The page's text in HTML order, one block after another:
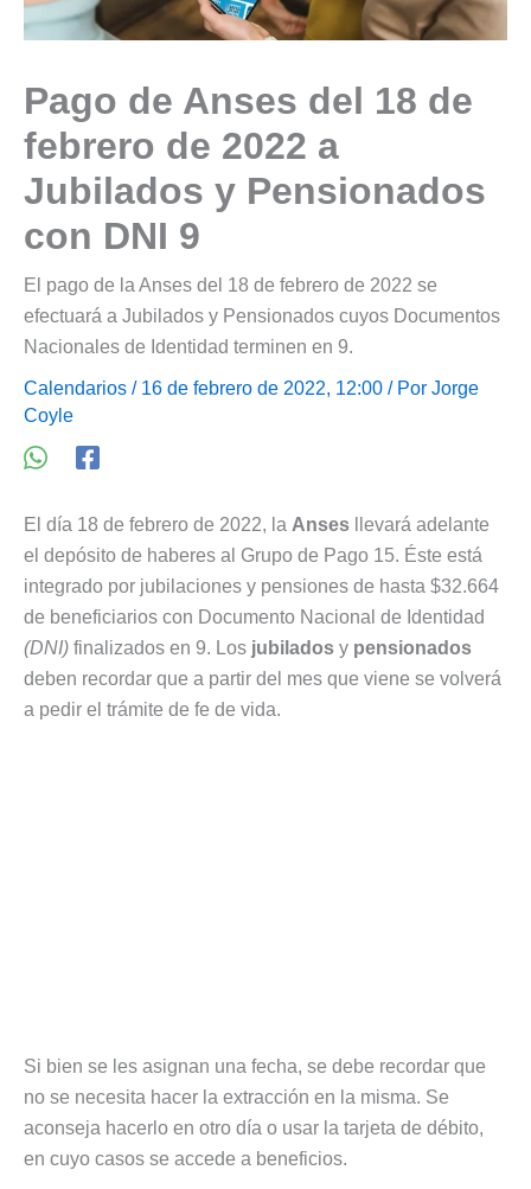
Pago de Anses del 18 de
febrero de 2022 a
Jubilados y Pensionados
con DNI 9
El pago de la Anses del 18 de febrero de 2022 se
efectuará a Jubilados y Pensionados cuyos Documentos
Nacionales de Identidad terminen en 9.
Calendarios / 16 de febrero de 2022, 12:00 / Por Jorge
Coyle
El día 18 de febrero de 2022, la Anses llevará adelante
el depósito de haberes al Grupo de Pago 15. Éste está
integrado por jubilaciones y pensiones de hasta $32.664
de beneficiarios con Documento Nacional de Identidad
(DNI) finalizados en 9. Los jubilados y pensionados
deben recordar que a partir del mes que viene se volverá
a pedir el trámite de fe de vida.
Si bien se les asignan una fecha, se debe recordar que
no se necesita hacer la extracción en la misma. Se
aconseja hacerlo en otro día o usar la tarjeta de débito,
en cuyo casos se accede a beneficios.